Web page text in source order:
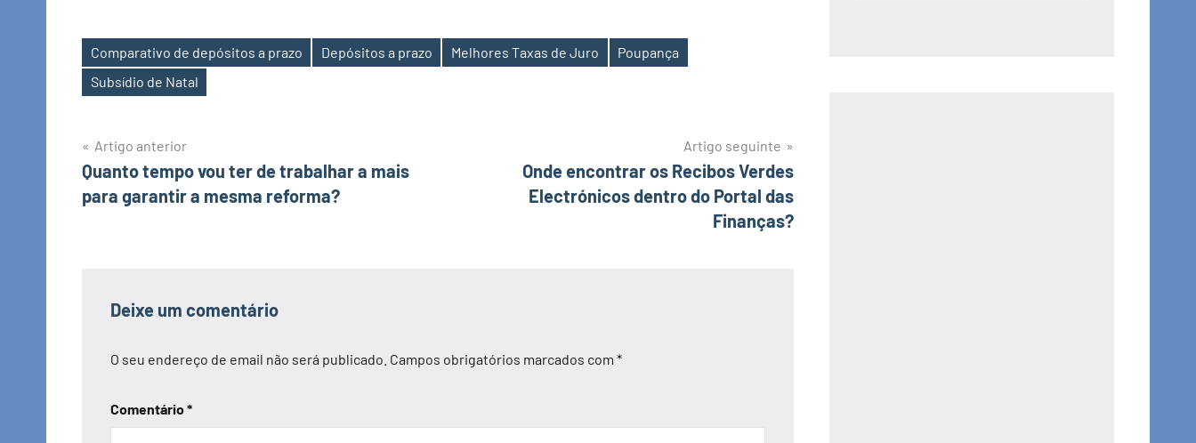
Etiquetas
Comparativo de depósitos a prazo Depósitos a prazo Melhores Taxas de Juro
Poupança
Subsídio de Natal
Navegação
de
Artigo anterior
Quanto tempo vou ter de trabalhar a mais
para garantir a mesma reforma?
Artigo seguinte
Onde encontrar os Recibos Verdes
Electrónicos dentro do Portal das
Finanças?
Deixe um comentário
O seu endereço de email não será publicado. Campos obrigatórios marcados com *
Comentário*